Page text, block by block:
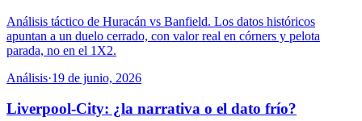
Análisis táctico de Huracán vs Banfield. Los datos históricos
apuntan a un duelo cerrado, con valor real en córners y pelota
parada, no en el 1X2.
Análisis·19 de junio, 2026
Liverpool-City: ¿la narrativa o el dato frío?